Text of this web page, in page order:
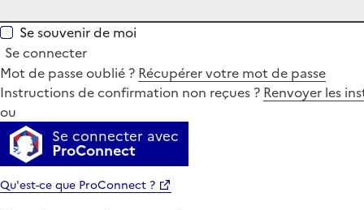
Se souvenir de moi
Se connecter
Mot de passe oublié ? Récupérer votre mot de passe
Instructions de confirmation non reçues ? Renvoyer les
ou
Se connecter avec
ProConnect
Qu'est-ce que ProConnect ?